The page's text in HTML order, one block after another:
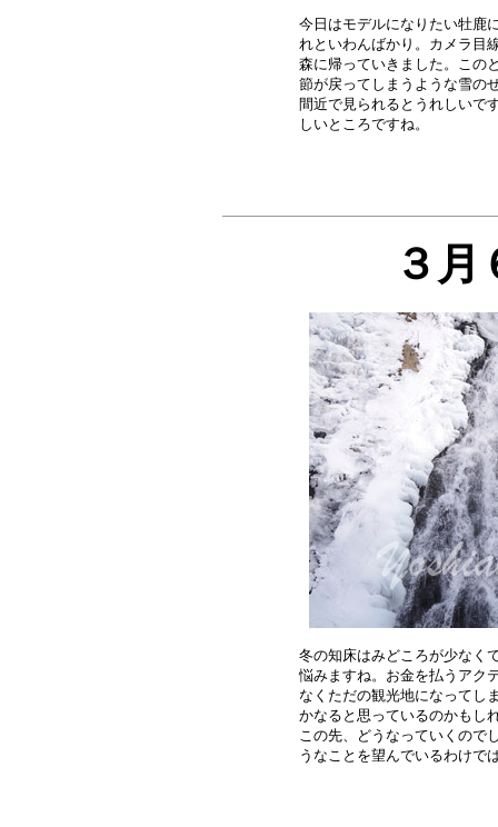
今日はモデルになりたい牡鹿
れといわんばかり。カメラ目
森に帰っていきました。この
節が戻ってしまうような雪の
間近で見られるとうれしいで
３月
冬の知床はみどころが少なく
悩みますね。お金を払うアク
なくただの観光地になってし
かなると思っているのかもし
この先、どうなっていくので